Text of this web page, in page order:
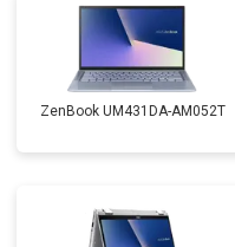
ZenBook UM431DA-AM052T